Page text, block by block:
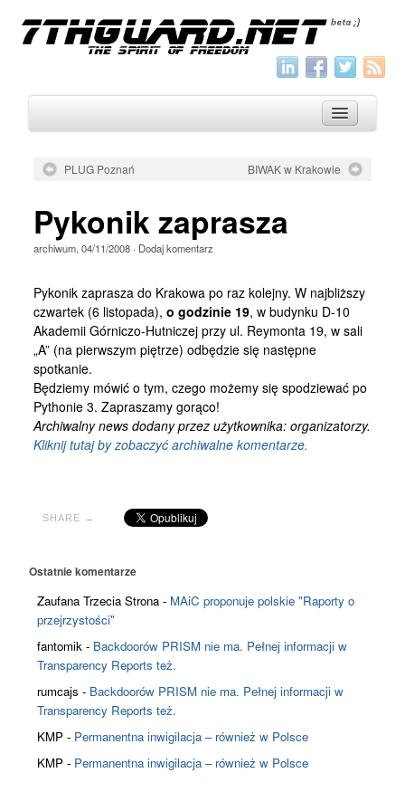
Archiwum
Wszystko
Aktualności
Artykuły
Krótkie
Jak pisać
Kontakt
PLUG Poznań BIWAK w Krakowie
Pykonik zaprasza
archiwum, 04/11/2008· Dodaj komentarz
Pykonik zaprasza do Krakowa po raz kolejny. W najbliższy
czwartek (6 listopada), o godzinie 19, w budynku D-10
Akademii Górniczo-Hutniczej przy ul. Reymonta 19, w sali
„A” (na pierwszym piętrze) odbędzie się następne
spotkanie.
Będziemy mówić o tym, czego możemy się spodziewać po
Pythonie 3. Zapraszamy gorąco!
Archiwalny news dodany przez użytkownika: organizatorzy.
Kliknij tutaj by zobaczyć archiwalne komentarze.
SHARE →
Ostatnie komentarze
Zaufana Trzecia Strona - MAiC proponuje polskie "Raporty o
przejrzystości"
fantomik - Backdoorów PRISM nie ma. Pełnej informacji w
Transparency Reports też.
rumcajs - Backdoorów PRISM nie ma. Pełnej informacji w
Transparency Reports też.
KMP - Permanentna inwigilacja – również w Polsce
KMP - Permanentna inwigilacja – również w Polsce